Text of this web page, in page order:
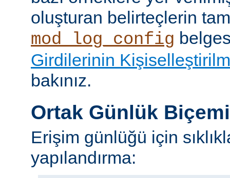
oluşturan belirteçlerin
mod_log_config
Girdilerinin
bakınız.
Ortak Günlük
Erişim günlüğü için
yapılandırma: